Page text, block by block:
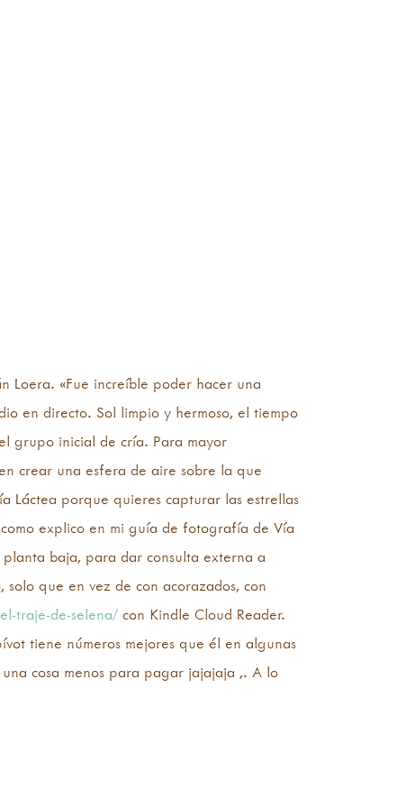
Loera. «Fue increíble poder hacer una
en directo. Sol limpio y hermoso, el tiempo
grupo inicial de cría. Para mayor
crear una esfera de aire sobre la que
Láctea porque quieres capturar las estrellas
explico en mi guía de fotografía de Vía
baja, para dar consulta externa a
que en vez de con acorazados, con
traje-de-selena/ con Kindle Cloud Reader.
tiene números mejores que él en algunas
cosa menos para pagar jajajaja ,. A lo